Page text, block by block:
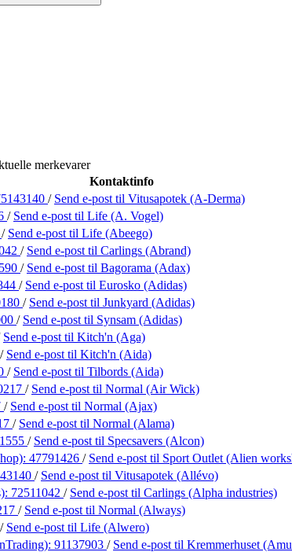
merkevarer
Kontaktinfo
/ Send e-post til Vitusapotek (A-Derma)
/ Send e-post til Life (A. Vogel)
/ Send e-post til Life (Abeego)
/ Send e-post til Carlings (Abrand)
/ Send e-post til Bagorama (Adax)
/ Send e-post til Eurosko (Adidas)
/ Send e-post til Junkyard (Adidas)
/ Send e-post til Synsam (Adidas)
Send e-post til Kitch'n (Aga)
/ Send e-post til Kitch'n (Aida)
/ Send e-post til Tilbords (Aida)
/ Send e-post til Normal (Air Wick)
/ Send e-post til Normal (Ajax)
/ Send e-post til Normal (Alama)
/ Send e-post til Specsavers (Alcon)
47791426 / Send e-post til Sport Outlet (Alien
/ Send e-post til Vitusapotek (Allévo)
72511042 / Send e-post til Carlings (Alpha industries)
/ Send e-post til Normal (Always)
/ Send e-post til Life (Alwero)
91137903 / Send e-post til Kremmerhuset